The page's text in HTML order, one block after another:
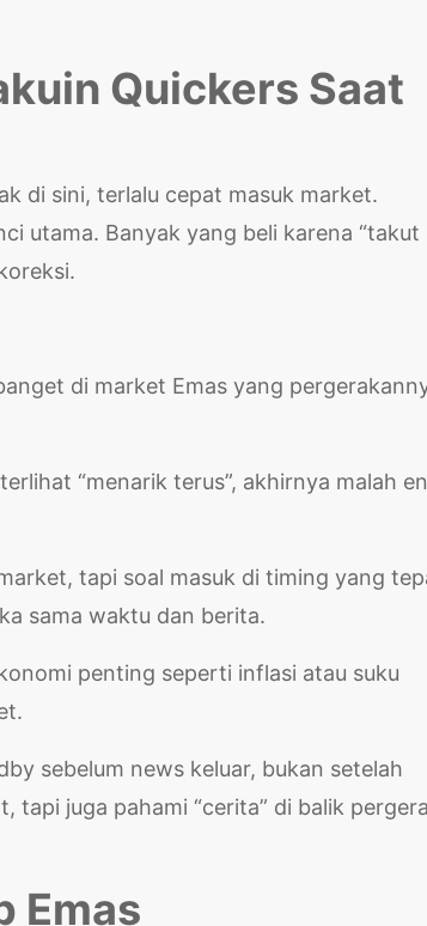
Quickers Saat
di sini, terlalu cepat masuk market.
utama. Banyak yang beli karena “takut
di market Emas yang
“menarik terus”, akhirnya malah
tapi soal masuk di timing yang
sama waktu dan berita.
penting seperti inflasi atau suku
sebelum news keluar, bukan setelah
juga pahami “cerita” di balik
Emas